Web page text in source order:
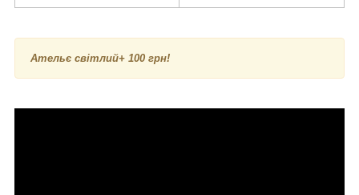
Ательє світлий+ 100 грн!